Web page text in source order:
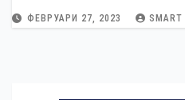
в Европа
ФЕВРУАРИ 27, 2023 SMART